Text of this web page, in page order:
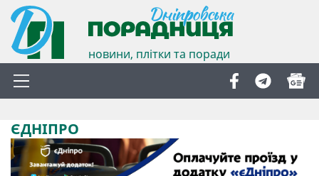
новини, плітки та поради
ЄДНІПРО